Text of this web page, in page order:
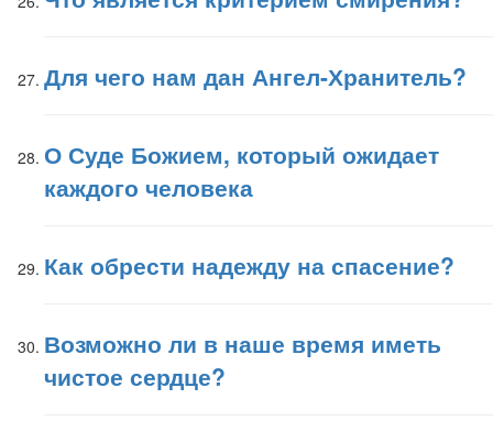
Для чего нам дан Ангел-Хранитель?
О Суде Божием, который ожидает
каждого человека
Как обрести надежду на спасение?
Возможно ли в наше время иметь
чистое сердце?